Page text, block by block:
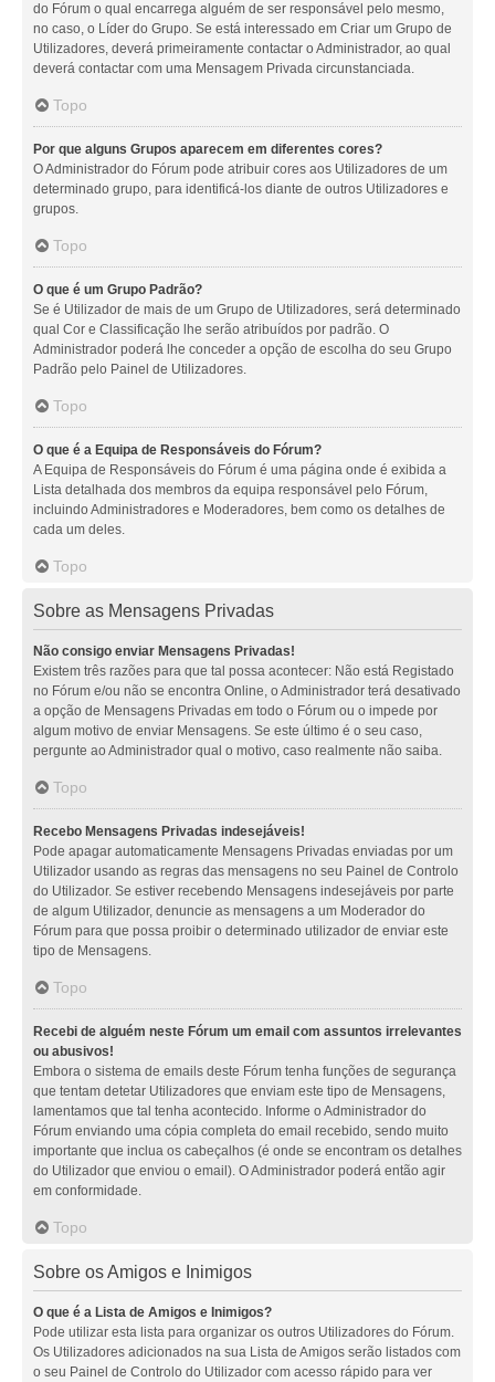
do Fórum o qual encarrega alguém de ser responsável pelo mesmo,
no caso, o Líder do Grupo. Se está interessado em Criar um Grupo de
Utilizadores, deverá primeiramente contactar o Administrador, ao qual
deverá contactar com uma Mensagem Privada circunstanciada.
Topo
Por que alguns Grupos aparecem em diferentes cores?
O Administrador do Fórum pode atribuir cores aos Utilizadores de um
determinado grupo, para identificá-los diante de outros Utilizadores e
grupos.
Topo
O que é um Grupo Padrão?
Se é Utilizador de mais de um Grupo de Utilizadores, será determinado
qual Cor e Classificação lhe serão atribuídos por padrão. O
Administrador poderá lhe conceder a opção de escolha do seu Grupo
Padrão pelo Painel de Utilizadores.
Topo
O que é a Equipa de Responsáveis do Fórum?
A Equipa de Responsáveis do Fórum é uma página onde é exibida a
Lista detalhada dos membros da equipa responsável pelo Fórum,
incluindo Administradores e Moderadores, bem como os detalhes de
cada um deles.
Topo
Sobre as Mensagens Privadas
Não consigo enviar Mensagens Privadas!
Existem três razões para que tal possa acontecer: Não está Registado
no Fórum e/ou não se encontra Online, o Administrador terá desativado
a opção de Mensagens Privadas em todo o Fórum ou o impede por
algum motivo de enviar Mensagens. Se este último é o seu caso,
pergunte ao Administrador qual o motivo, caso realmente não saiba.
Topo
Recebo Mensagens Privadas indesejáveis!
Pode apagar automaticamente Mensagens Privadas enviadas por um
Utilizador usando as regras das mensagens no seu Painel de Controlo
do Utilizador. Se estiver recebendo Mensagens indesejáveis por parte
de algum Utilizador, denuncie as mensagens a um Moderador do
Fórum para que possa proibir o determinado utilizador de enviar este
tipo de Mensagens.
Topo
Recebi de alguém neste Fórum um email com assuntos irrelevantes
ou abusivos!
Embora o sistema de emails deste Fórum tenha funções de segurança
que tentam detetar Utilizadores que enviam este tipo de Mensagens,
lamentamos que tal tenha acontecido. Informe o Administrador do
Fórum enviando uma cópia completa do email recebido, sendo muito
importante que inclua os cabeçalhos (é onde se encontram os detalhes
do Utilizador que enviou o email). O Administrador poderá então agir
em conformidade.
Topo
Sobre os Amigos e Inimigos
O que é a Lista de Amigos e Inimigos?
Pode utilizar esta lista para organizar os outros Utilizadores do Fórum.
Os Utilizadores adicionados na sua Lista de Amigos serão listados com
o seu Painel de Controlo do Utilizador com acesso rápido para ver